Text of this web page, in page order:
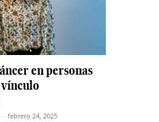
en personas
- febrero 24, 2025